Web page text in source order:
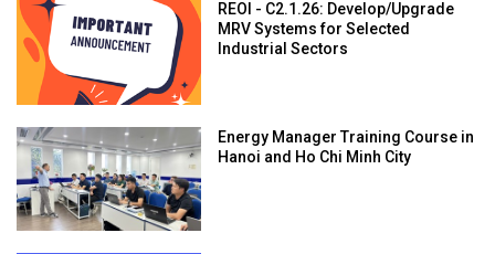
REOI - C2.1.26: Develop/Upgrade
MRV Systems for Selected
Industrial Sectors
Energy Manager Training Course in
Hanoi and Ho Chi Minh City